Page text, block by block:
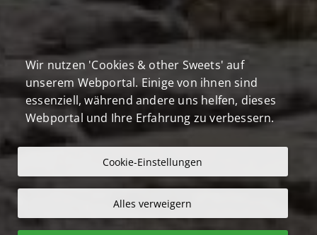
Wir nutzen 'Cookies & other Sweets' auf
unserem Webportal. Einige von ihnen sind
essenziell, während andere uns helfen, dieses
Webportal und Ihre Erfahrung zu verbessern.
Cookie-Einstellungen
Alles verweigern